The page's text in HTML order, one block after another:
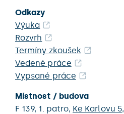
Odkazy
Výuka
Rozvrh
Termíny zkoušek
Vedené práce
Vypsané práce
Místnost / budova
F 139, 1. patro, Ke Karlovu 5,